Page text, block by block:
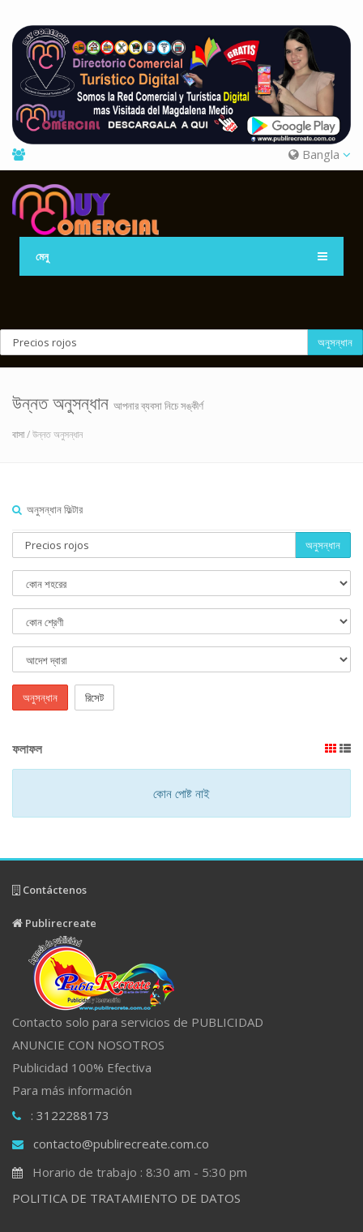
Bangla
মেনু
অনুসন্ধান
উন্নত অনুসন্ধান আপনার ব্যবসা নিচে সঙ্কীর্ণ
বাসা/ উন্নত অনুসন্ধান
অনুসন্ধান ফিল্টার
অনুসন্ধান
অনুসন্ধান রিসেট
ফলাফল
কোন পোষ্ট নাই
Contáctenos
Publirecreate
Contacto solo para servicios de PUBLICIDAD
ANUNCIE CON NOSOTROS
Publicidad 100% Efectiva
Para más información
: 3122288173
contacto@publirecreate.com.co
Horario de trabajo : 8:30 am - 5:30 pm
POLITICA DE TRATAMIENTO DE DATOS